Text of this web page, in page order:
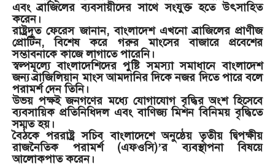
এবং ব্রাজিলের ব্যবসায়ীদের সাথে সংযুক্ত হতে উৎসাহিত
করেন।
রাষ্ট্রদূত ফেরেস জানান, বাংলাদেশ এখনো ব্রাজিলের প্রাণীজ
প্রোটিন, বিশেষ করে গরুর মাংসের বাজারে প্রবেশের
সম্ভাবনাকে কাজে লাগাতে পারেনি।
স্বল্পমূল্যে বাংলাদেশিদের পুষ্টি সমস্যা সমাধানে বাংলাদেশ
জন্য ব্রাজিলিয়ান মাংস আমদানির দিকে নজর দিতে পারে বলে
পরামর্শ দেন তিনি।
উভয় পক্ষই জনগণের মধ্যে যোগাযোগ বৃদ্ধির অংশ হিসেবে
ব্যবসায়িক প্রতিনিধিদল এবং বাণিজ্য মিশন বিনিময় বৃদ্ধিতে
সম্মত হয়।
বৈঠকে পররাষ্ট্র সচিব বাংলাদেশে অনুষ্ঠেয় তৃতীয় দ্বিপক্ষীয়
রাজনৈতিক পরামর্শ (এফওসি)’র ব্যবস্থাপনা বিষয়ে
আলোকপাত করেন।